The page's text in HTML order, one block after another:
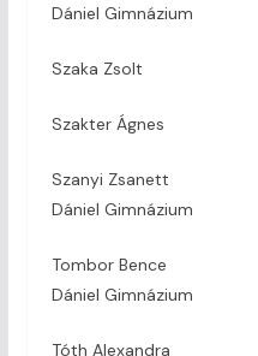
Dániel Gimnázium
Szaka Zsolt
Szakter Ágnes
Szanyi Zsanett
Dániel Gimnázium
Tombor Bence
Dániel Gimnázium
Tóth Alexandra